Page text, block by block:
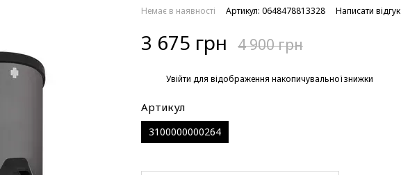
Немає в наявності Артикул: 0648478813328 Написати відгук
3 675 грн 4 900 грн
Увійти для відображення накопичувальної знижки
Артикул
3100000000264